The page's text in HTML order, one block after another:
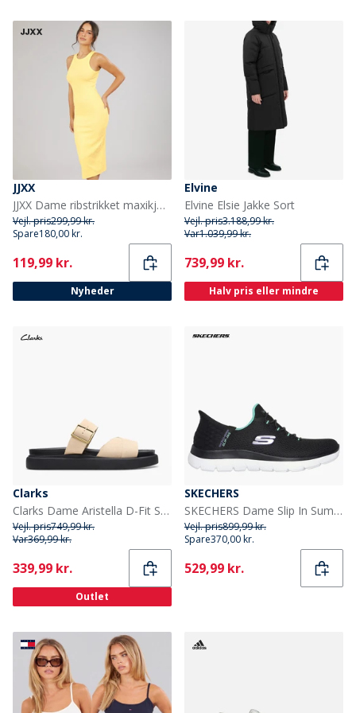
JJXX
JJXX Dame ribstrikket maxikjole French Vanilla
Vejl. pris299,99 kr.
Spare180,00 kr.
Current
119,99 kr.
Nyheder
Elvine
Elvine Elsie Jakke Sort
Vejl. pris3.188,99 kr.
Var1.039,99 kr.
Current
739,99 kr.
Halv pris eller mindre
Clarks
Clarks Dame Aristella D-Fit Sandaler Ecru
Vejl. pris749,99 kr.
Var369,99 kr.
Current
339,99 kr.
Outlet
SKECHERS
SKECHERS Dame Slip In Summits Sneakers Sort
Vejl. pris899,99 kr.
Spare370,00 kr.
Current
529,99 kr.